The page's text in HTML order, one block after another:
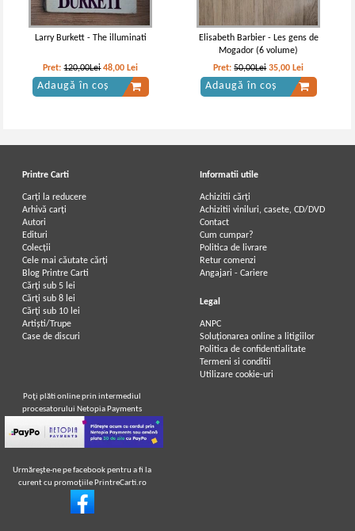
Larry Burkett - The illuminati
Pret:120,00Lei 48,00 Lei
Adaugă în coș
Elisabeth Barbier - Les gens de
Mogador (6 volume)
Pret:50,00Lei 35,00 Lei
Adaugă în coș
Printre Carti
Carți la reducere
Arhivă carți
Autori
Edituri
Colecții
Cele mai căutate cărți
Blog Printre Carti
Cărţi sub 5 lei
Cărţi sub 8 lei
Cărţi sub 10 lei
Artiști/Trupe
Case de discuri
Informatii utile
Achizitii cărți
Achizitii viniluri, casete, CD/DVD
Contact
Cum cumpar?
Politica de livrare
Retur comenzi
Angajari - Cariere
Legal
ANPC
Soluționarea online a litigiilor
Politica de confidentialitate
Termeni si conditii
Utilizare cookie-uri
Poţi plăti online prin intermediul
procesatorului Netopia Payments
Urmăreşte-ne pe facebook pentru a fi la
curent cu promoţiile PrintreCarti.ro